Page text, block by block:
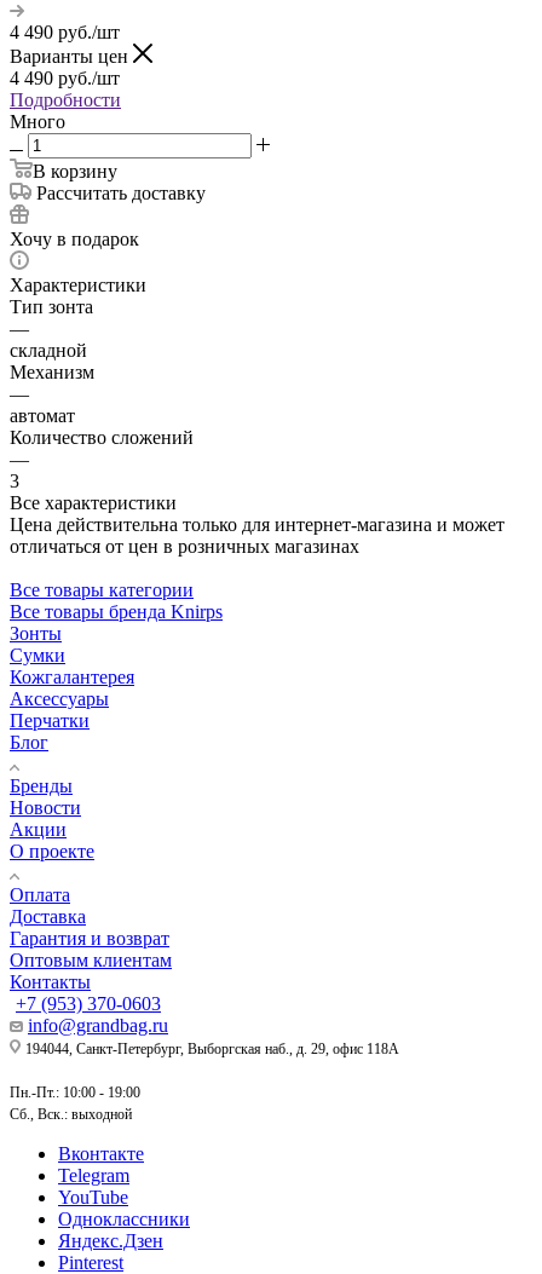
4 490 руб./шт
Варианты цен
4 490 руб./шт
Подробности
Много
В корзину
Рассчитать доставку
Хочу в подарок
Характеристики
Тип зонта
—
складной
Механизм
—
автомат
Количество сложений
—
3
Все характеристики
Цена действительна только для интернет-магазина и может
отличаться от цен в розничных магазинах
Все товары категории
Все товары бренда Knirps
Зонты
Сумки
Кожгалантерея
Аксессуары
Перчатки
Блог
Бренды
Новости
Акции
О проекте
Оплата
Доставка
Гарантия и возврат
Оптовым клиентам
Контакты
+7 (953) 370-0603
info@grandbag.ru
194044, Санкт-Петербург, Выборгская наб., д. 29, офис 118А
Пн.-Пт.: 10:00 - 19:00
Сб., Вск.: выходной
Вконтакте
Telegram
YouTube
Одноклассники
Яндекс.Дзен
Pinterest